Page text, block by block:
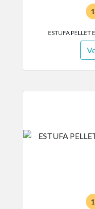
ESTUFA PELLET